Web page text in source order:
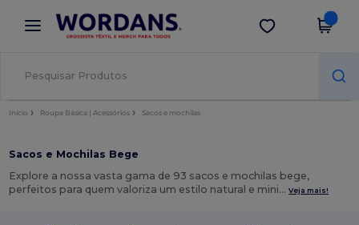
× App Wordans
Melhores preços na app!
Obter app
Início Roupa Básica | Acessórios Sacos e mochilas
Sacos e Mochilas Bege
Explore a nossa vasta gama de 93 sacos e mochilas bege,
perfeitos para quem valoriza um estilo natural e mini…Veja mais!